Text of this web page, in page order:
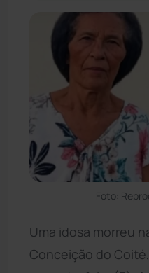
Foto:
Uma idosa morreu
Conceição do